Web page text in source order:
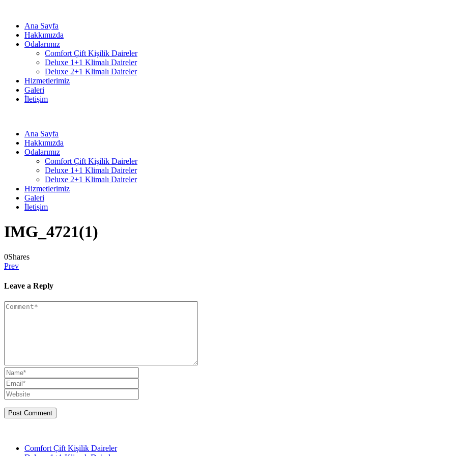
Ana Sayfa
Hakkımızda
Odalarımız
Comfort Çift Kişilik Daireler
Deluxe 1+1 Klimalı Daireler
Deluxe 2+1 Klimalı Daireler
Hizmetlerimiz
Galeri
İletişim
Ana Sayfa
Hakkımızda
Odalarımız
Comfort Çift Kişilik Daireler
Deluxe 1+1 Klimalı Daireler
Deluxe 2+1 Klimalı Daireler
Hizmetlerimiz
Galeri
İletişim
IMG_4721(1)
0Shares
Prev
Leave a Reply
Comfort Çift Kişilik Daireler